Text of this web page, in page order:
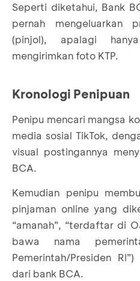
Seperti diketahui, Bank
pernah mengeluarkan
(pinjol), apalagi
mengirimkan foto KTP.
Kronologi Penipuan
Penipu mencari mangsa
media sosial TikTok,
visual postingannya
BCA.
Kemudian penipu
pinjaman online yang
“amanah”, “terdaftar di
bawa nama
Pemerintah/Presiden
dari bank BCA.